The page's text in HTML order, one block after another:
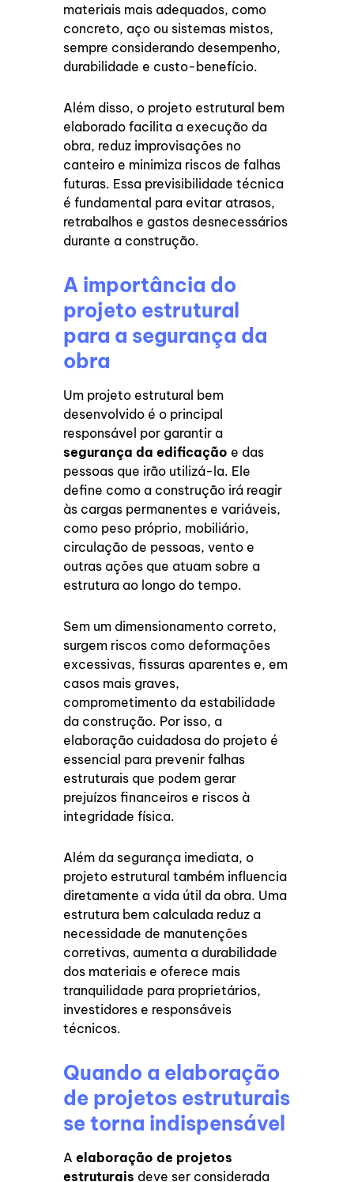
materiais mais adequados, como
concreto, aço ou sistemas mistos,
sempre considerando desempenho,
durabilidade e custo-benefício.
Além disso, o projeto estrutural bem
elaborado facilita a execução da
obra, reduz improvisações no
canteiro e minimiza riscos de falhas
futuras. Essa previsibilidade técnica
é fundamental para evitar atrasos,
retrabalhos e gastos desnecessários
durante a construção.
A importância do
projeto estrutural
para a segurança da
obra
Um projeto estrutural bem
desenvolvido é o principal
responsável por garantir a
segurança da edificação e das
pessoas que irão utilizá-la. Ele
define como a construção irá reagir
às cargas permanentes e variáveis,
como peso próprio, mobiliário,
circulação de pessoas, vento e
outras ações que atuam sobre a
estrutura ao longo do tempo.
Sem um dimensionamento correto,
surgem riscos como deformações
excessivas, fissuras aparentes e, em
casos mais graves,
comprometimento da estabilidade
da construção. Por isso, a
elaboração cuidadosa do projeto é
essencial para prevenir falhas
estruturais que podem gerar
prejuízos financeiros e riscos à
integridade física.
Além da segurança imediata, o
projeto estrutural também influencia
diretamente a vida útil da obra. Uma
estrutura bem calculada reduz a
necessidade de manutenções
corretivas, aumenta a durabilidade
dos materiais e oferece mais
tranquilidade para proprietários,
investidores e responsáveis
técnicos.
Quando a elaboração
de projetos estruturais
se torna indispensável
Aelaboração de projetos
estruturais deve ser considerada